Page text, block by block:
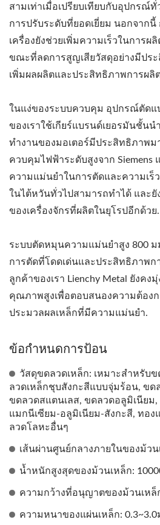
สามเท่าเมื่อเปรียบเทียบกับอุปกรณ์
การปรับระดับที่ยอดเยี่ยม นอกจาก
เครื่องยังช่วยเพิ่มความเร็วในการ
ขณะที่ลดการสูญเสียวัสดุอย่างมีปร
เพิ่มผลผลิตและประสิทธิภาพการผลิ
ในแง่ของระบบควบคุม อุปกรณ์ตัดแ
ของเราใช้เกียร์แบรนด์เยอรมันชั้นน
ทำงานของมอเตอร์มีประสิทธิภาพม
ควบคุมไฟฟ้าระดับสูงจาก Siemens
ความแม่นยำในการตัดและความเ
ในไต้หวันทั่วไปสามารถทำได้ และยั
ของเครื่องจักรที่ผลิตในยุโรปอีกด้วย.
ระบบตัดหมุนความแม่นยำสูง 800
การตัดที่โดดเด่นและประสิทธิภาพก
ลูกค้าของเรา Lienchy Metal ยังค
คุณภาพสูงเพื่อตอบสนองความต้อง
ประมวลผลเหล็กที่มีความแม่นยำ.
ข้อกำหนดการป้อน
วัสดุขดลวดเหล็ก: เหมาะสำหรับข
ลวดเหล็กชุบสังกะสีแบบจุ่มร้อน, ขด
ขดลวดสแตนเลส, ขดลวดอลูมิเนียม,
แมกนีเซียม-อลูมิเนียม-สังกะสี, ทอง
ลวดโลหะอื่นๆ
เส้นผ่านศูนย์กลางภายในของม้ว
น้ำหนักสูงสุดของม้วนเหล็ก:
ความกว้างที่อนุญาตของม้วนเหล็
ความหนาของแผ่นเหล็ก: 0.3~3.0